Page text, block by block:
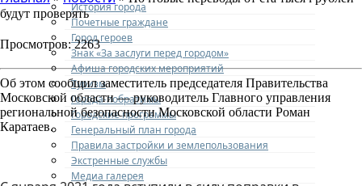
История города
Почетные граждане
Город героев
Знак «За заслуги перед городом»
Афиша городских мероприятий
Туризм
Города-побратимы
Городские программы
Генеральный план города
Правила застройки и землепользования
Экстренные службы
Медиа галерея
будут проверять
Просмотров: 2263
Об этом сообщил заместитель председателя Правительства
Московской области — руководитель Главного управления
региональной безопасности Московской области Роман
Каратаев.